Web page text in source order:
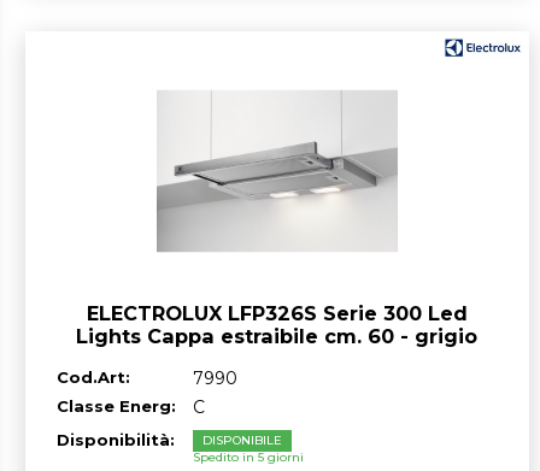
ELECTROLUX LFP326S Serie 300 Led
Lights Cappa estraibile cm. 60 - grigio
Cod.Art: 7990
Classe Energ: C
Disponibilità:
DISPONIBILE
Spedito in 5 giorni